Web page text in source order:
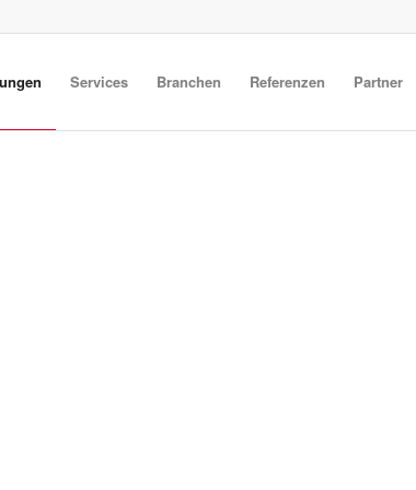
Services Branchen Referenzen Partner